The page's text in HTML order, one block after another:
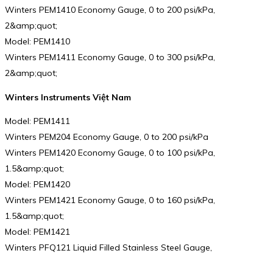
Winters PEM1410 Economy Gauge, 0 to 200 psi/kPa,
2&amp;quot;
Model: PEM1410
Winters PEM1411 Economy Gauge, 0 to 300 psi/kPa,
2&amp;quot;
Winters Instruments Việt Nam
Model: PEM1411
Winters PEM204 Economy Gauge, 0 to 200 psi/kPa
Winters PEM1420 Economy Gauge, 0 to 100 psi/kPa,
1.5&amp;quot;
Model: PEM1420
Winters PEM1421 Economy Gauge, 0 to 160 psi/kPa,
1.5&amp;quot;
Model: PEM1421
Winters PFQ121 Liquid Filled Stainless Steel Gauge,